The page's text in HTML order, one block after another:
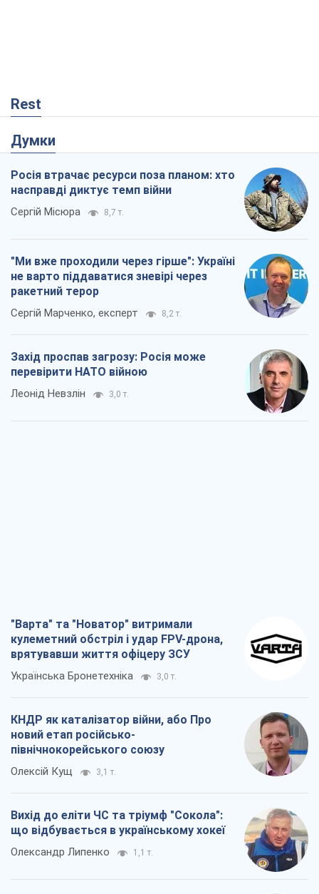
Rest
Думки
Росія втрачає ресурси поза планом: хто
насправді диктує темп війни
Сергій Місюра 8,7 т.
"Ми вже проходили через гірше": Україні
не варто піддаватися зневірі через
ракетний терор
Сергій Марченко, експерт 8,2 т.
Захід проспав загрозу: Росія може
перевірити НАТО війною
Леонід Невзлін 3,0 т.
"Варта" та "Новатор" витримали
кулеметний обстріл і удар FPV-дрона,
врятувавши життя офіцеру ЗСУ
Українська Бронетехніка 3,0 т.
КНДР як каталізатор війни, або Про
новий етап російсько-
північнокорейського союзу
Олексій Кущ 3,1 т.
Вихід до еліти ЧС та тріумф "Сокола":
що відбувається в українському хокеї
Олександр Липенко 1,1 т.